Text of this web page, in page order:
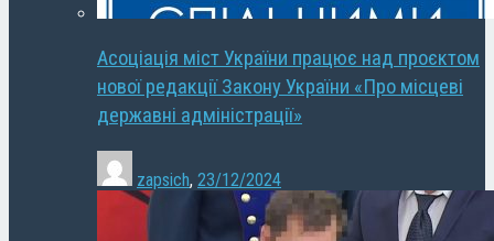
Асоціація міст України працює над проєктом
нової редакції Закону України «Про місцеві
державні адміністрації»
zapsich, 23/12/2024